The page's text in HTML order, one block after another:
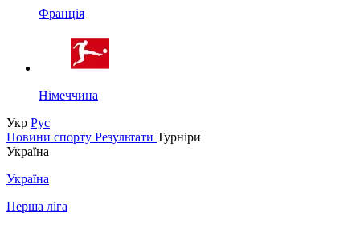
Франція
Німеччина
Укр Рус
Новини спорту Результати Турніри
Україна
Україна
Перша ліга